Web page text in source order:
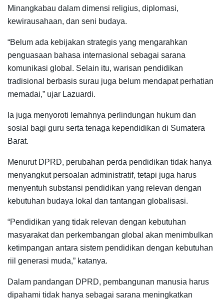
Minangkabau dalam dimensi religius, diplomasi,
kewirausahaan, dan seni budaya.
“Belum ada kebijakan strategis yang mengarahkan
penguasaan bahasa internasional sebagai sarana
komunikasi global. Selain itu, warisan pendidikan
tradisional berbasis surau juga belum mendapat perhatian
memadai,” ujar Lazuardi.
Ia juga menyoroti lemahnya perlindungan hukum dan
sosial bagi guru serta tenaga kependidikan di Sumatera
Barat.
Menurut DPRD, perubahan perda pendidikan tidak hanya
menyangkut persoalan administratif, tetapi juga harus
menyentuh substansi pendidikan yang relevan dengan
kebutuhan budaya lokal dan tantangan globalisasi.
“Pendidikan yang tidak relevan dengan kebutuhan
masyarakat dan perkembangan global akan menimbulkan
ketimpangan antara sistem pendidikan dengan kebutuhan
riil generasi muda,” katanya.
Dalam pandangan DPRD, pembangunan manusia harus
dipahami tidak hanya sebagai sarana meningkatkan